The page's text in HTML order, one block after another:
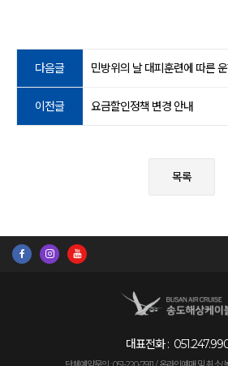
다음글
이전글 요금할인정책 변경 안내
목록
대표전화 :